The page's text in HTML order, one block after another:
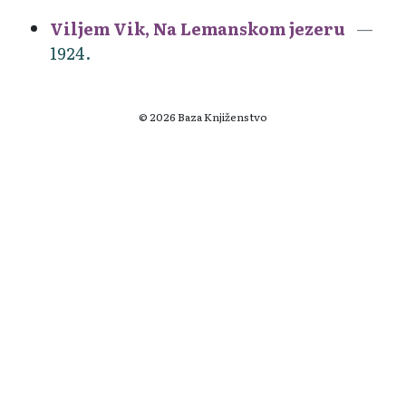
Viljem Vik, Na Lemanskom jezeru
1924.
© 2026 Baza Knjiženstvo